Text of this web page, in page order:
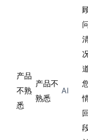
产品
不熟
悉
产品不
熟悉
AI